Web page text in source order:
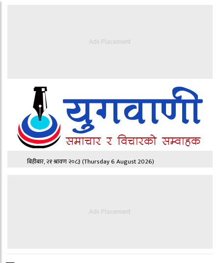
Ads Placement
बिहीबार, २१ श्रावण २०८३(Thursday 6 August 2026)
Ads Placement